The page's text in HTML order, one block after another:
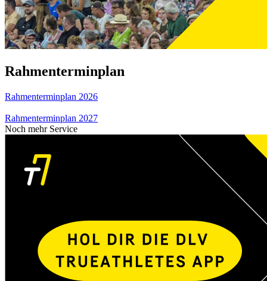
Rahmenterminplan
Rahmenterminplan 2026
Rahmenterminplan 2027
Noch mehr Service